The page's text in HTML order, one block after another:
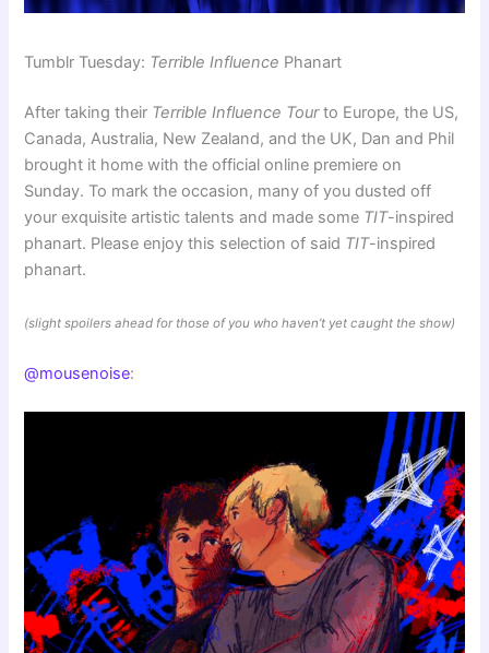
Tumblr Tuesday: Terrible Influence Phanart
After taking their Terrible Influence Tourto Europe, the US,
Canada, Australia, New Zealand, and the UK, Dan and Phil
brought it home with the official online premiere on
Sunday. To mark the occasion, many of you dusted off
your exquisite artistic talents and made some TIT-inspired
phanart. Please enjoy this selection of said TIT-inspired
phanart.
(slight spoilers ahead for those of you who haven’t yet caught the show)
@mousenoise: